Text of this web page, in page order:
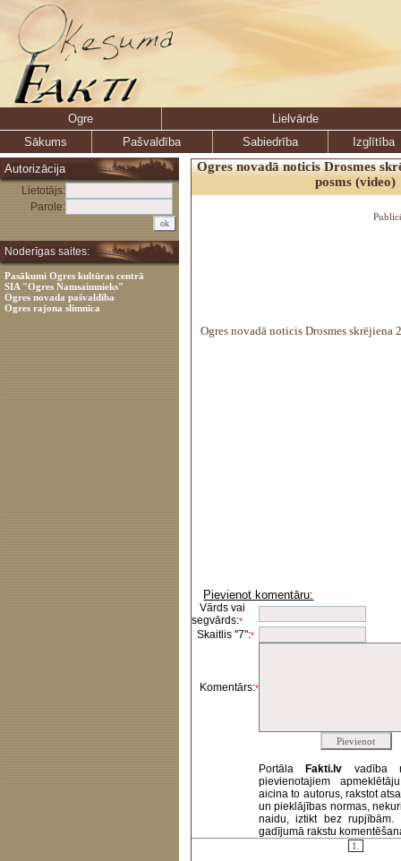
Ogre
Lielvārde
Sākums
Pašvaldība Sabiedrība
Izglītība
Autorizācija
Lietotājs:
Parole:
Noderīgas saites:
Pasākumi Ogres kultūras centrā
SIA "Ogres Namsaimnieks"
Ogres novada pašvaldība
Ogres rajona slimnīca
Ogres novadā noticis Drosmes
posms (video)
Ogres novadā noticis Drosmes skrējiena
Pievienot komentāru:
Vārds vai
segvārds:*
Skaitlis "7":*
Komentārs:*
Portāla Fakti.lv vadība
pievienotajiem
aicina to autorus, rakstot
un pieklājības normas,
naidu, iztikt bez rupjībām.
gadījumā rakstu
1.